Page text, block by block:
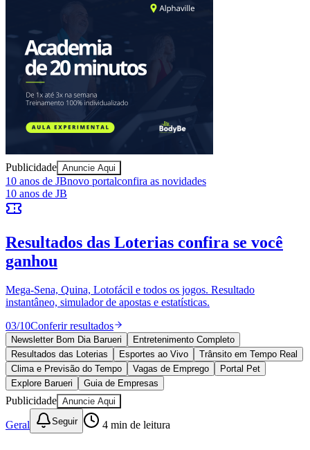
Goiás
Publicidade Anuncie Aqui
10 anos de JBnovo portalconfira as novidades
10 anos de JB
Resultados das Loterias confira se você
ganhou
Mega-Sena, Quina, Lotofácil e todos os jogos. Resultado
instantâneo, simulador de apostas e estatísticas.
03/10Conferir resultados
Newsletter Bom Dia Barueri
Entretenimento Completo
Resultados das Loterias
Esportes ao Vivo
Trânsito em Tempo Real
Clima e Previsão do Tempo
Vagas de Emprego
Portal Pet
Explore Barueri
Guia de Empresas
Publicidade Anuncie Aqui
Geral Seguir 4 min de leitura